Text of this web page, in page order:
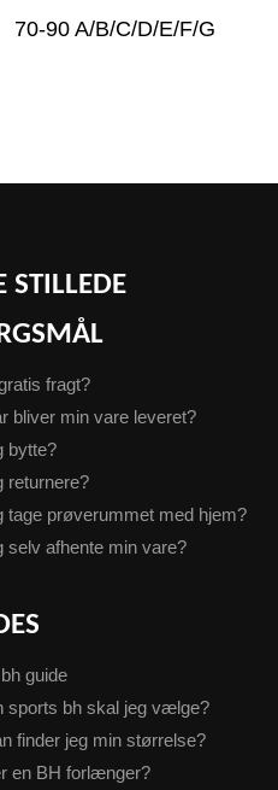
70-90 A/B/C/D/E/F/G
STILLEDE
fragt?
bliver min vare leveret?
bytte?
returnere?
tage prøverummet med hjem?
selv afhente min vare?
guide
sports bh skal jeg vælge?
finder jeg min størrelse?
en BH forlænger?